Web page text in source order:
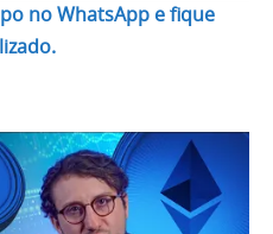
no WhatsApp e fique